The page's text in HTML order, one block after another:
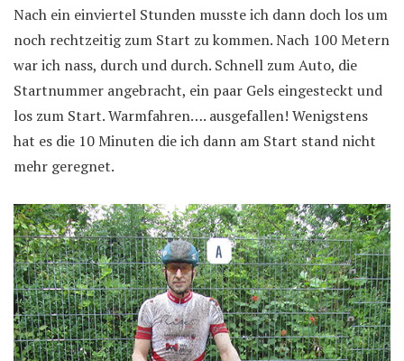
Nach ein einviertel Stunden musste ich dann doch los um
noch rechtzeitig zum Start zu kommen. Nach 100 Metern
war ich nass, durch und durch. Schnell zum Auto, die
Startnummer angebracht, ein paar Gels eingesteckt und
los zum Start. Warmfahren…. ausgefallen! Wenigstens
hat es die 10 Minuten die ich dann am Start stand nicht
mehr geregnet.